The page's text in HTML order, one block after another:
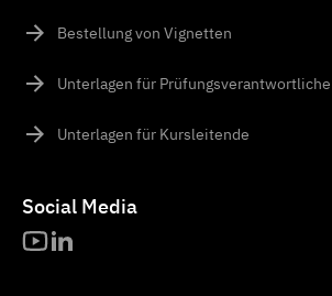
Bestellung von Vignetten
Unterlagen für Prüfungsverantwortliche
Unterlagen für Kursleitende
Social Media